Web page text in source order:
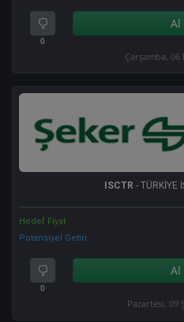
0
Al
Çarşamba, 06
ISCTR - TÜRKİYE
Hedef Fiyat
Potansiyel Getiri
0
Al
Pazartesi, 09